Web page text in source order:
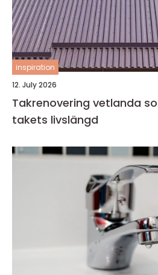
inspiration
12. July 2026
Takrenovering vetlanda
takets livslängd